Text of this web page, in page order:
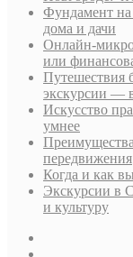
Фундамент на
дома и дачи
Онлайн-
или
Путешествия
экскурсии —
Искусство
умнее
передвижения
Когда и как
Экскурсии в
и культуру